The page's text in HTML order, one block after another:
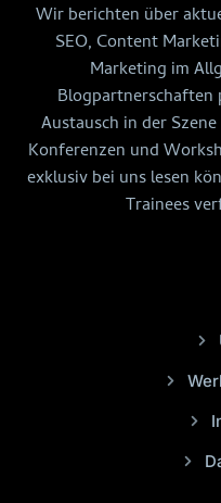
Wir berichten über
SEO, Content
Marketing im
Austausch in der
Konferenzen und
exklusiv bei uns lesen
Trainees